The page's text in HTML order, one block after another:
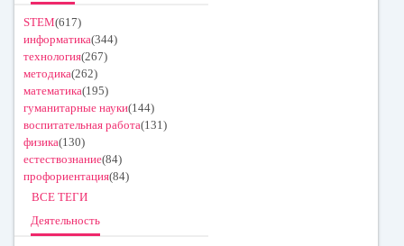
STEM(617)
информатика(344)
технология(267)
методика(262)
математика(195)
гуманитарные науки(144)
воспитательная работа(131)
физика(130)
естествознание(84)
профориентация(84)
ВСЕ ТЕГИ
Деятельность